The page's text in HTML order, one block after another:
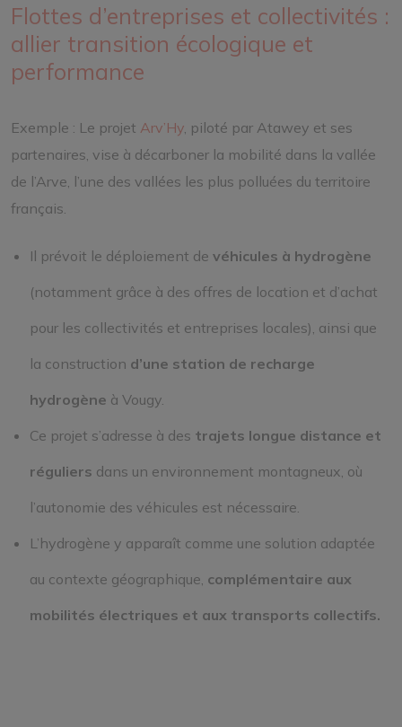
Flottes d’entreprises et collectivités :
allier transition écologique et
performance
Exemple : Le projet Arv’Hy , piloté par Atawey et ses
partenaires, vise à décarboner la mobilité dans la vallée
de l’Arve, l’une des vallées les plus polluées du territoire
français.
Il prévoit le déploiement devéhicules à hydrogène
(notamment grâce à des offres de location et d’achat
pour les collectivités et entreprises locales), ainsi que
la construction d’une station de recharge
hydrogène à Vougy.
Ce projet s’adresse à des trajets longue distance et
réguliers dans un environnement montagneux, où
l’autonomie des véhicules est nécessaire.
L’hydrogène y apparaît comme une solution adaptée
au contexte géographique, complémentaire aux
mobilités électriques et aux transports collectifs.